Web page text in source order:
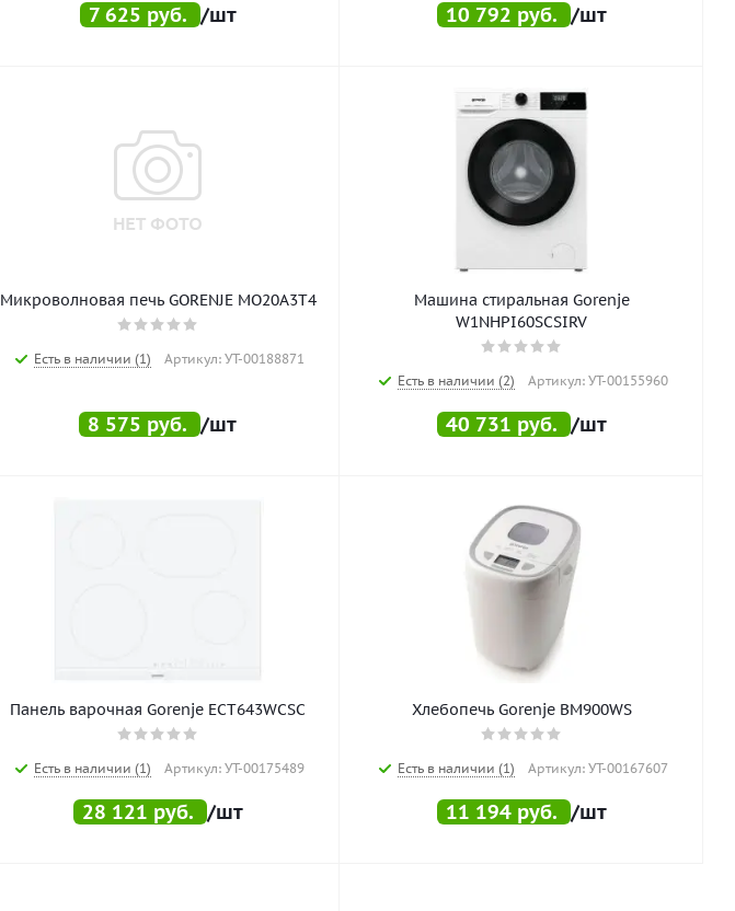
7 625 руб. /шт 10 792 руб. /шт
Микроволновая печь GORENJE MO20A3T4
Есть в наличии (1) Артикул: УТ-00188871
8 575 руб. /шт
Машина стиральная Gorenje
W1NHPI60SCSIRV
Есть в наличии (2) Артикул: УТ-00155960
40 731 руб. /шт
Панель варочная Gorenje ECT643WCSC
Есть в наличии (1) Артикул: УТ-00175489
28 121 руб. /шт
Хлебопечь Gorenje BM900WS
Есть в наличии (1) Артикул: УТ-00167607
11 194руб. /шт